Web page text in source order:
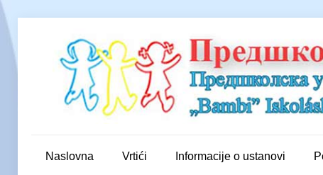
Naslovna Vrtići Informacije o ustanovi